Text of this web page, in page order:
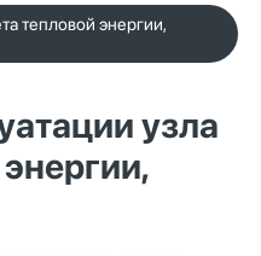
тепловой энергии,
узла